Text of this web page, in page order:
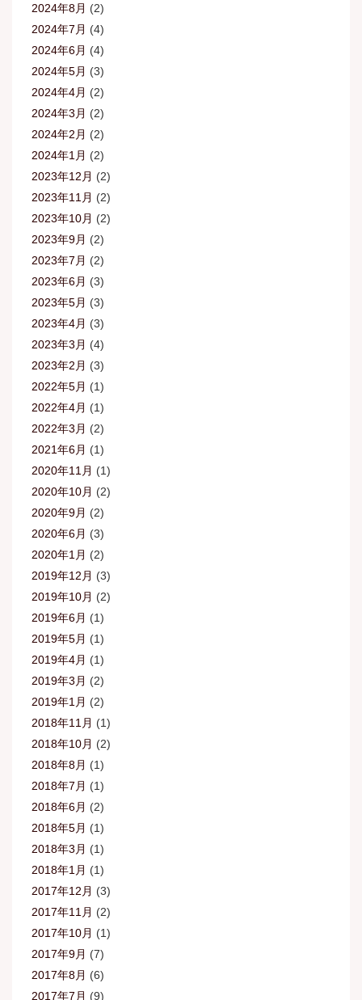
2024年8月 (2)
2024年7月 (4)
2024年6月 (4)
2024年5月 (3)
2024年4月 (2)
2024年3月 (2)
2024年2月 (2)
2024年1月 (2)
2023年12月 (2)
2023年11月 (2)
2023年10月 (2)
2023年9月 (2)
2023年7月 (2)
2023年6月 (3)
2023年5月 (3)
2023年4月 (3)
2023年3月 (4)
2023年2月 (3)
2022年5月 (1)
2022年4月 (1)
2022年3月 (2)
2021年6月 (1)
2020年11月 (1)
2020年10月 (2)
2020年9月 (2)
2020年6月 (3)
2020年1月 (2)
2019年12月 (3)
2019年10月 (2)
2019年6月 (1)
2019年5月 (1)
2019年4月 (1)
2019年3月 (2)
2019年1月 (2)
2018年11月 (1)
2018年10月 (2)
2018年8月 (1)
2018年7月 (1)
2018年6月 (2)
2018年5月 (1)
2018年3月 (1)
2018年1月 (1)
2017年12月 (3)
2017年11月 (2)
2017年10月 (1)
2017年9月 (7)
2017年8月 (6)
2017年7月 (9)